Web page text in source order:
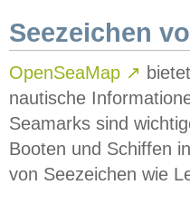
Seezeichen
OpenSeaMap ↗
nautische
Seamarks sind
Booten und Schiffen
von Seezeichen wie